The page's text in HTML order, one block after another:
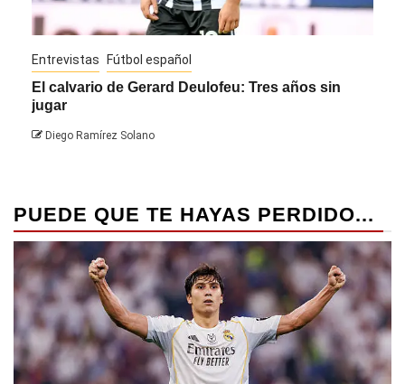
Entrevistas Fútbol español
El calvario de Gerard Deulofeu: Tres años sin
jugar
Diego Ramírez Solano
PUEDE QUE TE HAYAS PERDIDO...